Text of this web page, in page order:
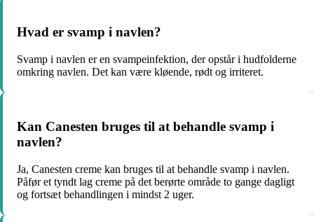
Hvad er svamp i navlen?
Svamp i navlen er en svampeinfektion, der opstår i hudfolderne
omkring navlen. Det kan være kløende, rødt og irriteret.
Kan Canesten bruges til at behandle svamp i
navlen?
Ja, Canesten creme kan bruges til at behandle svamp i navlen.
Påfør et tyndt lag creme på det berørte område to gange dagligt
og fortsæt behandlingen i mindst 2 uger.